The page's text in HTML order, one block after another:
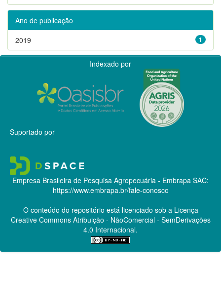
Ano de publicação
1
2019
Indexado por
Suportado por
Empresa Brasileira de Pesquisa Agropecuária - Embrapa SAC:
https://www.embrapa.br/fale-conosco
O conteúdo do repositório está licenciado sob a Licença
Creative CommonsAtribuição - NãoComercial - SemDerivações
4.0 Internacional.